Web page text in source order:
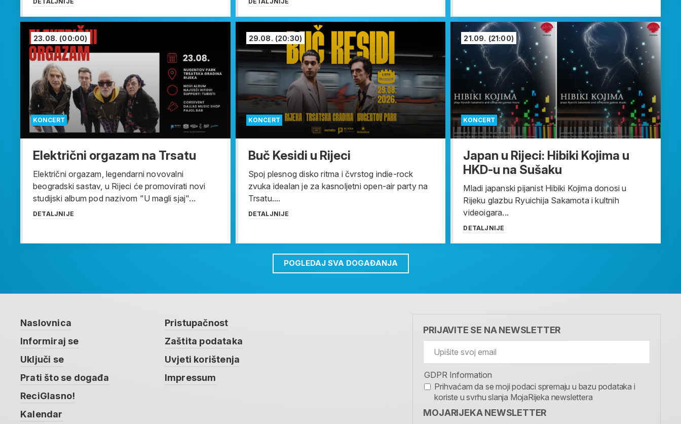
KONCERT
23.08. (00:00)
Električni orgazam na Trsatu
Električni orgazam, legendarni novovalni
beogradski sastav, u Rijeci će promovirati novi
studijski album pod nazivom "U magli sjaj"...
DETALJNIJE
KONCERT
29.08. (20:30)
Buč Kesidi u Rijeci
Spoj plesnog disko ritma i čvrstog indie-rock
zvuka idealan je za kasnoljetni open-air party na
Trsatu....
DETALJNIJE
KONCERT
21.09. (21:00)
Japan u Rijeci: Hibiki Kojima u
HKD-u na Sušaku
Mladi japanski pijanist Hibiki Kojima donosi u
Rijeku glazbu Ryuichija Sakamota i kultnih
videoigara...
DETALJNIJE
POGLEDAJ SVA DOGAĐANJA
Naslovnica
Informiraj se
Uključi se
Prati što se događa
ReciGlasno!
Kalendar
Pristupačnost
Zaštita podataka
Uvjeti korištenja
Impressum
PRIJAVITE SE NA NEWSLETTER
GDPR Information
Prihvaćam da se moji podaci spremaju u bazu podataka i
koriste u svrhu slanja MojaRijeka newslettera
MOJARIJEKA NEWSLETTER